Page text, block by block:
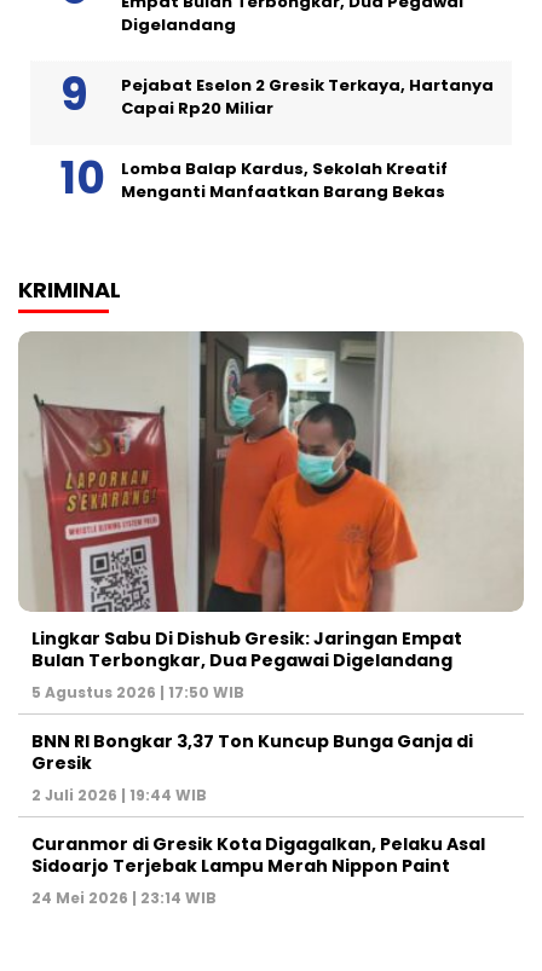
Digelandang
Pejabat Eselon 2 Gresik Terkaya, Hartanya
Capai Rp20 Miliar
Lomba Balap Kardus, Sekolah Kreatif
Menganti Manfaatkan Barang Bekas
KRIMINAL
Lingkar Sabu Di Dishub Gresik: Jaringan Empat
Bulan Terbongkar, Dua Pegawai Digelandang
5 Agustus 2026 | 17:50 WIB
BNN RI Bongkar 3,37 Ton Kuncup Bunga Ganja di
Gresik
2 Juli 2026 | 19:44 WIB
Curanmor di Gresik Kota Digagalkan, Pelaku Asal
Sidoarjo Terjebak Lampu Merah Nippon Paint
24 Mei 2026 | 23:14 WIB